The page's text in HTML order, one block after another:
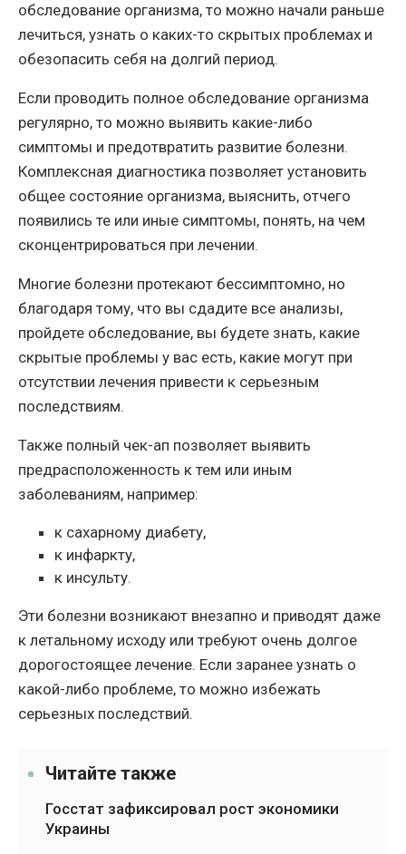
обследование организма, то можно начали раньше
лечиться, узнать о каких-то скрытых проблемах и
обезопасить себя на долгий период.
Если проводить полное обследование организма
регулярно, то можно выявить какие-либо
симптомы и предотвратить развитие болезни.
Комплексная диагностика позволяет установить
общее состояние организма, выяснить, отчего
появились те или иные симптомы, понять, на чем
сконцентрироваться при лечении.
Многие болезни протекают бессимптомно, но
благодаря тому, что вы сдадите все анализы,
пройдете обследование, вы будете знать, какие
скрытые проблемы у вас есть, какие могут при
отсутствии лечения привести к серьезным
последствиям.
Также полный чек-ап позволяет выявить
предрасположенность к тем или иным
заболеваниям, например:
к сахарному диабету,
к инфаркту,
к инсульту.
Эти болезни возникают внезапно и приводят даже
к летальному исходу или требуют очень долгое
дорогостоящее лечение. Если заранее узнать о
какой-либо проблеме, то можно избежать
серьезных последствий.
Читайте также
Госстат зафиксировал рост экономики
Украины